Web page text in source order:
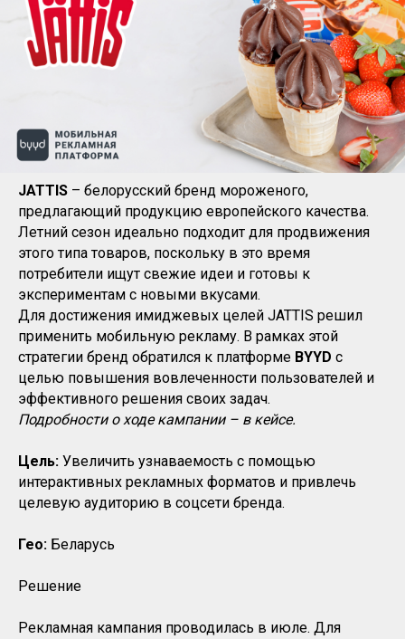
JATTIS – белорусский бренд мороженого,
предлагающий продукцию европейского качества.
Летний сезон идеально подходит для продвижения
этого типа товаров, поскольку в это время
потребители ищут свежие идеи и готовы к
экспериментам с новыми вкусами.
Для достижения имиджевых целей JATTIS решил
применить мобильную рекламу. В рамках этой
стратегии бренд обратился к платформе BYYD с
целью повышения вовлеченности пользователей и
эффективного решения своих задач.
Подробности о ходе кампании – в кейсе.
Цель: Увеличить узнаваемость с помощью
интерактивных рекламных форматов и привлечь
целевую аудиторию в соцсети бренда.
Гео: Беларусь
Решение
Рекламная кампания проводилась в июле. Для